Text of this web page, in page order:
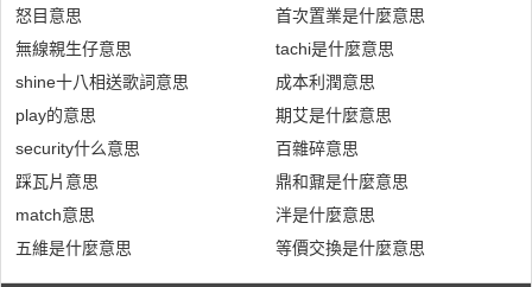
怒目意思
無線親生仔意思
shine十八相送歌詞意思
play的意思
security什么意思
踩瓦片意思
match意思
五維是什麼意思
首次置業是什麼意思
tachi是什麼意思
成本利潤意思
期艾是什麼意思
百雜碎意思
鼎和鼐是什麼意思
泮是什麼意思
等價交換是什麼意思